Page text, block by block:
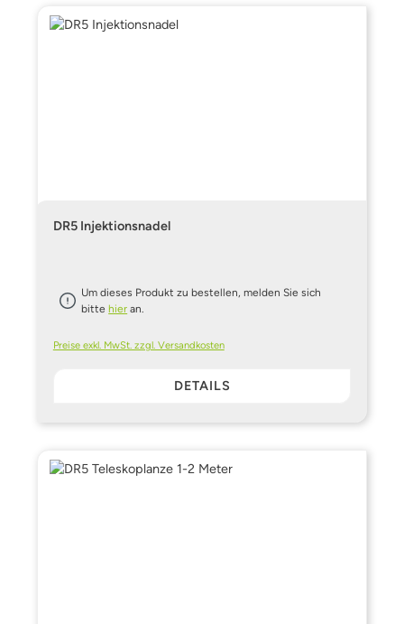
DR5 Injektionsnadel
Um dieses Produkt zu bestellen, melden Sie sich
bittehier an.
Preise exkl. MwSt. zzgl. Versandkosten
DETAILS